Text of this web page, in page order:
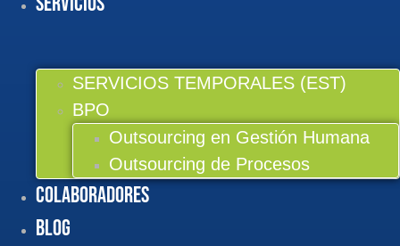
SERVICIOS TEMPORALES (EST)
BPO
Outsourcing en Gestión Humana
Outsourcing de Procesos
Colaboradores
BLOG